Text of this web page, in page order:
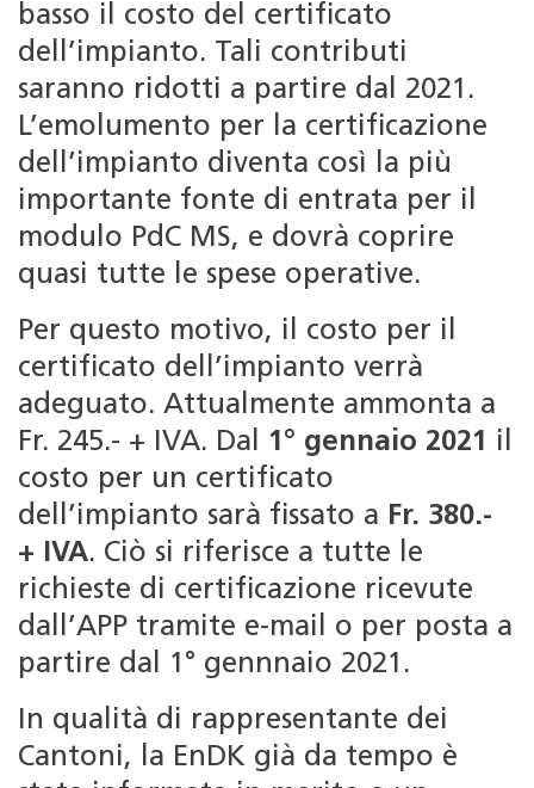
basso il costo del certificato
dell’impianto. Tali contributi
saranno ridotti a partire dal 2021.
L’emolumento per la certificazione
dell’impianto diventa così la più
importante fonte di entrata per il
modulo PdC MS, e dovrà coprire
quasi tutte le spese operative.
Per questo motivo, il costo per il
certificato dell’impianto verrà
adeguato. Attualmente ammonta a
Fr. 245.- + IVA. Dal 1° gennaio 2021
il
costo per un certificato
dell’impianto sarà fissato a Fr. 380.-
+ IVA. Ciò si riferisce a tutte le
richieste di certificazione ricevute
dall’APP tramite e-mail o per posta a
partire dal 1° gennnaio 2021.
In qualità di rappresentante dei
Cantoni, la EnDK già da tempo è